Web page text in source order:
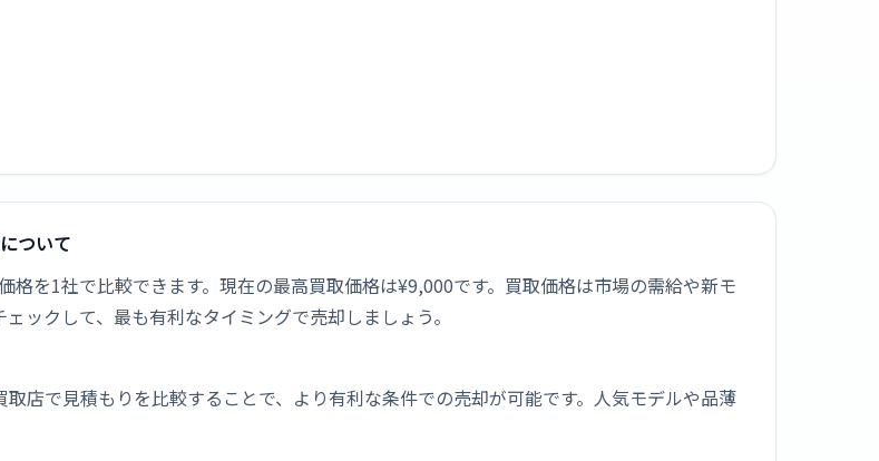
ついて
格を1社で比較できます。現在の最高買取価格は¥9,000です。買取価格は市場の需給や新モ
ックして、最も有利なタイミングで売却しましょう。
店で見積もりを比較することで、より有利な条件での売却が可能です。人気モデルや品薄